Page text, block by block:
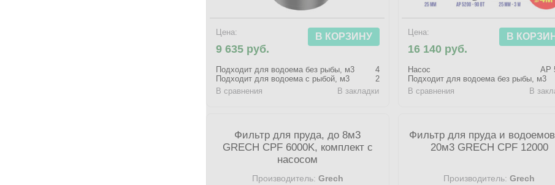
Цена:
9 635 руб.
В КОРЗИНУ
Подходит для водоема без рыбы, м3
4
Подходит для водоема с рыбой, м3
2
В сравнения
В закладки
Цена:
16 140 руб.
В
Насос
AP
Подходит для водоема без рыбы, м3
В сравнения
В
Фильтр для пруда, до 8м3
GRECH CPF 6000K, комплект с
насосом
Производитель: Grech
Фильтр для пруда и
20м3 GRECH CPF 12000
Производитель: Grech